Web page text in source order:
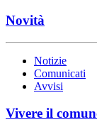
Novità
Notizie
Comunicati
Avvisi
Vivere il